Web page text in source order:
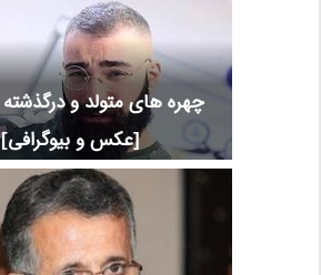
[عکس و بیوگرافی]